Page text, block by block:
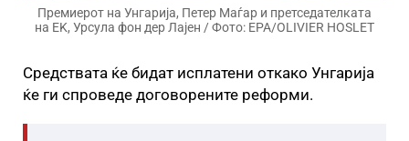
Премиерот на Унгарија, Петер Маѓар и претседателката
на EK, Урсула фон дер Лајен / Фото: EPA/OLIVIER HOSLET
Средствата ќе бидат исплатени откако Унгарија
ќе ги спроведе договорените реформи.